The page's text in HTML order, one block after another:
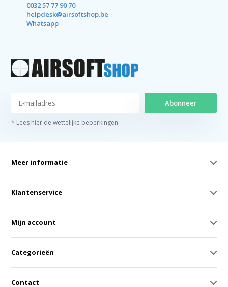
0032 57 77 90 70
helpdesk@airsoftshop.be
Whatsapp
Abonneer
* Lees hier de wettelijke beperkingen
Meer informatie
Klantenservice
Mijn account
Categorieën
Contact